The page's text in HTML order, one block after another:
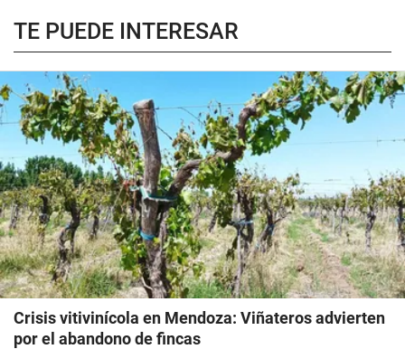
TE PUEDE INTERESAR
Crisis vitivinícola en Mendoza: Viñateros advierten
por el abandono de fincas